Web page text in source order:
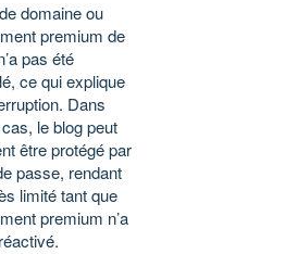
domaine ou
premium de
pas été
ce qui explique
Dans
le blog peut
être protégé par
passe, rendant
limité tant que
premium n’a